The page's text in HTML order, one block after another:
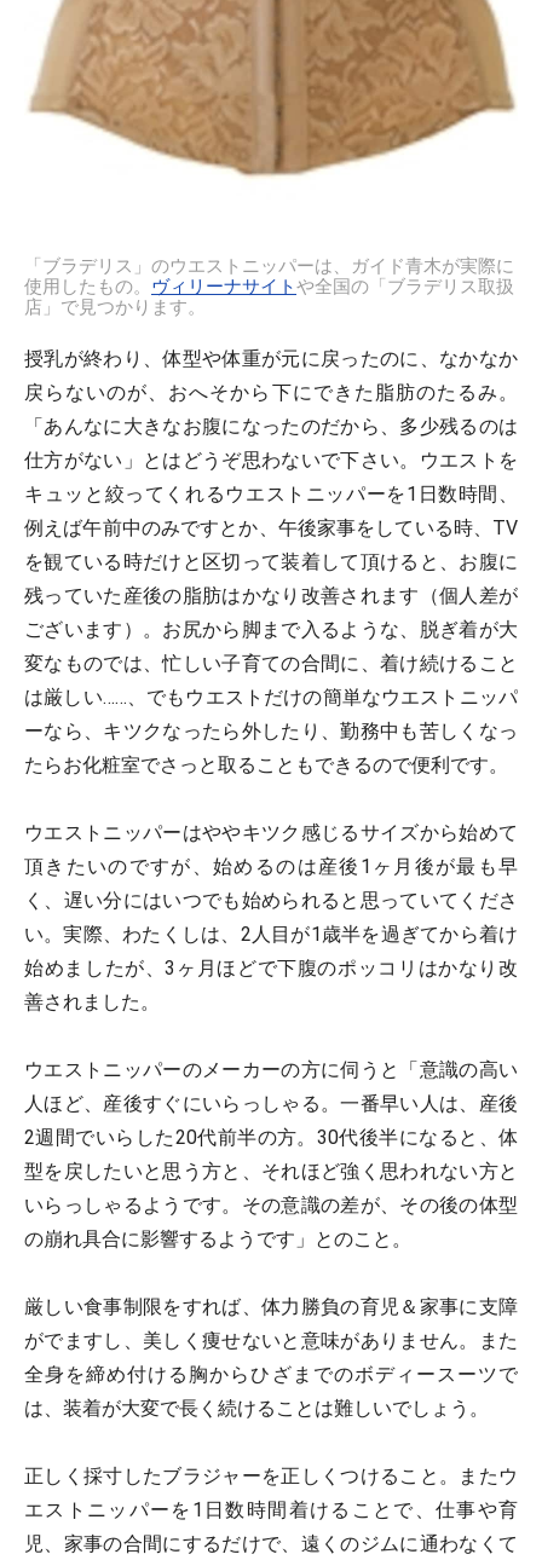
「ブラデリス」のウエストニッパーは、ガイド青木が実際に
使用したもの。 ヴィリーナサイトや全国の「ブラデリス取扱
店」で見つかります。
授乳が終わり、体型や体重が元に戻ったのに、なかなか
戻らないのが、おへそから下にできた脂肪のたるみ。
「あんなに大きなお腹になったのだから、多少残るのは
仕方がない」とはどうぞ思わないで下さい。ウエストを
キュッと絞ってくれるウエストニッパーを1日数時間、
例えば午前中のみですとか、午後家事をしている時、TV
を観ている時だけと区切って装着して頂けると、お腹に
残っていた産後の脂肪はかなり改善されます（個人差が
ございます）。お尻から脚まで入るような、脱ぎ着が大
変なものでは、忙しい子育ての合間に、着け続けること
は厳しい……、でもウエストだけの簡単なウエストニッパ
ーなら、キツクなったら外したり、勤務中も苦しくなっ
たらお化粧室でさっと取ることもできるので便利です。
ウエストニッパーはややキツク感じるサイズから始めて
頂きたいのですが、始めるのは産後1ヶ月後が最も早
く、遅い分にはいつでも始められると思っていてくださ
い。実際、わたくしは、2人目が1歳半を過ぎてから着け
始めましたが、3ヶ月ほどで下腹のポッコリはかなり改
善されました。
ウエストニッパーのメーカーの方に伺うと「意識の高い
人ほど、産後すぐにいらっしゃる。一番早い人は、産後
2週間でいらした20代前半の方。30代後半になると、体
型を戻したいと思う方と、それほど強く思われない方と
いらっしゃるようです。その意識の差が、その後の体型
の崩れ具合に影響するようです」とのこと。
厳しい食事制限をすれば、体力勝負の育児＆家事に支障
がでますし、美しく痩せないと意味がありません。また
全身を締め付ける胸からひざまでのボディースーツで
は、装着が大変で長く続けることは難しいでしょう。
正しく採寸したブラジャーを正しくつけること。またウ
エストニッパーを1日数時間着けることで、仕事や育
児、家事の合間にするだけで、遠くのジムに通わなくて